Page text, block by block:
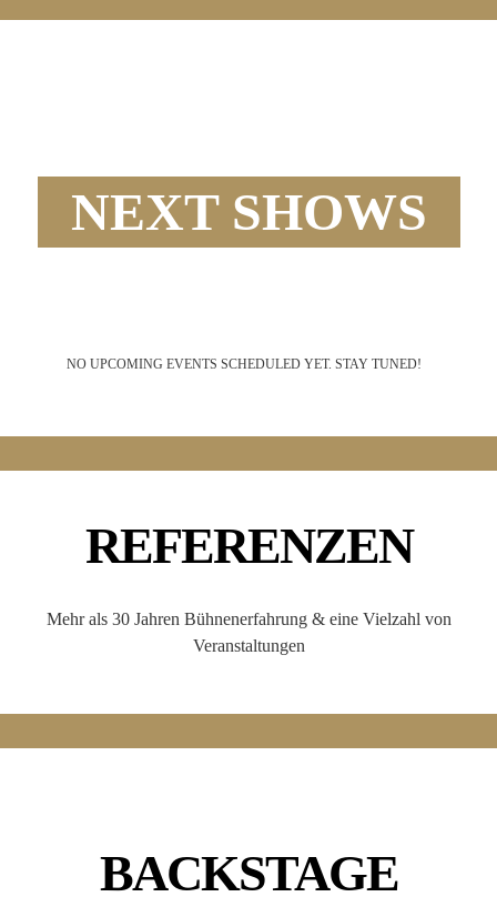
NEXT SHOWS
NO UPCOMING EVENTS SCHEDULED YET. STAY TUNED!
REFERENZEN
Mehr als 30 Jahren Bühnenerfahrung & eine Vielzahl von
Veranstaltungen
BACKSTAGE